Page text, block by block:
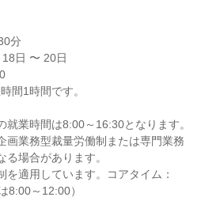
分
日 〜 20日
間1時間です。
業時間は8:00～16:30となります。
業務型裁量労働制または専門業務
場合があります。
適用しています。コアタイム：
8:00～12:00）